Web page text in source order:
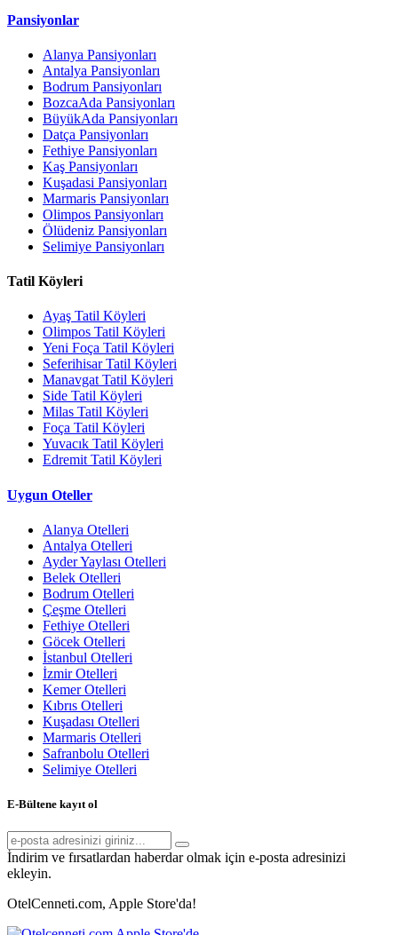
Pansiyonlar
Alanya Pansiyonları
Antalya Pansiyonları
Bodrum Pansiyonları
BozcaAda Pansiyonları
BüyükAda Pansiyonları
Datça Pansiyonları
Fethiye Pansiyonları
Kaş Pansiyonları
Kuşadasi Pansiyonları
Marmaris Pansiyonları
Olimpos Pansiyonları
Ölüdeniz Pansiyonları
Selimiye Pansiyonları
Tatil Köyleri
Ayaş Tatil Köyleri
Olimpos Tatil Köyleri
Yeni Foça Tatil Köyleri
Seferihisar Tatil Köyleri
Manavgat Tatil Köyleri
Side Tatil Köyleri
Milas Tatil Köyleri
Foça Tatil Köyleri
Yuvacık Tatil Köyleri
Edremit Tatil Köyleri
Uygun Oteller
Alanya Otelleri
Antalya Otelleri
Ayder Yaylası Otelleri
Belek Otelleri
Bodrum Otelleri
Çeşme Otelleri
Fethiye Otelleri
Göcek Otelleri
İstanbul Otelleri
İzmir Otelleri
Kemer Otelleri
Kıbrıs Otelleri
Kuşadası Otelleri
Marmaris Otelleri
Safranbolu Otelleri
Selimiye Otelleri
E-Bültene kayıt ol
İndirim ve fırsatlardan haberdar olmak için e-posta adresinizi
ekleyin.
OtelCenneti.com, Apple Store'da!